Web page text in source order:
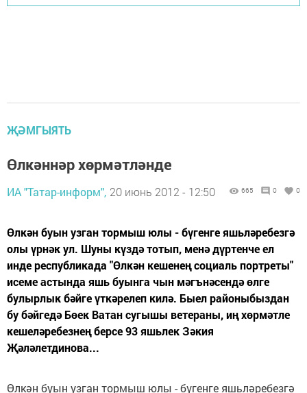
ҖӘМГЫЯТЬ
Өлкәннәр хөрмәтләнде
ИА "Татар-информ", 20 июнь 2012 - 12:50 665 0 0
Өлкән буын узган тормыш юлы - бүгенге яшьләребезгә
олы үрнәк ул. Шуны күздә тотып, менә дүртенче ел
инде республикада "Өлкән кешенең социаль портреты"
исеме астында яшь буынга чын мәгънәсендә өлге
булырлык бәйге үткәрелеп килә. Быел районыбыздан
бу бәйгедә Бөек Ватан сугышы ветераны, иң хөрмәтле
кешеләребезнең берсе 93 яшьлек Зәкия
Җәләлетдинова...
Өлкән буын узган тормыш юлы - бүгенге яшьләребезгә